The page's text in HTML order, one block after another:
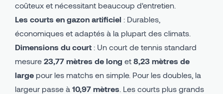
coûteux et nécessitant beaucoup d'entretien.
Les courts en gazon artificiel : Durables,
économiques et adaptés à la plupart des climats.
Dimensions du court : Un court de tennis standard
mesure 23,77 mètres de long et 8,23 mètres de
large pour les matchs en simple. Pour les doubles, la
largeur passe à 10,97 mètres . Les courts plus grands